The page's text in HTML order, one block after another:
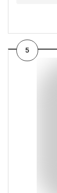
5